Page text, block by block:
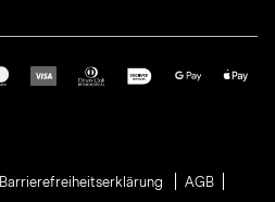
Barrierefreiheitserklärung
AGB